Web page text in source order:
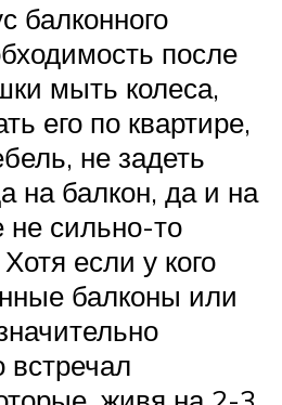
балконного
после
мыть колеса,
его по квартире,
не задеть
на балкон, да и на
сильно-то
если у кого
балконы или
встречал